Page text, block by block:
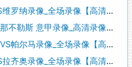
纳录像_全场录像【高清回放】
意甲录像_高清录像【全场回放】
马录像_全场录像【高清回放】
奥录像_全场录像【高清回放】